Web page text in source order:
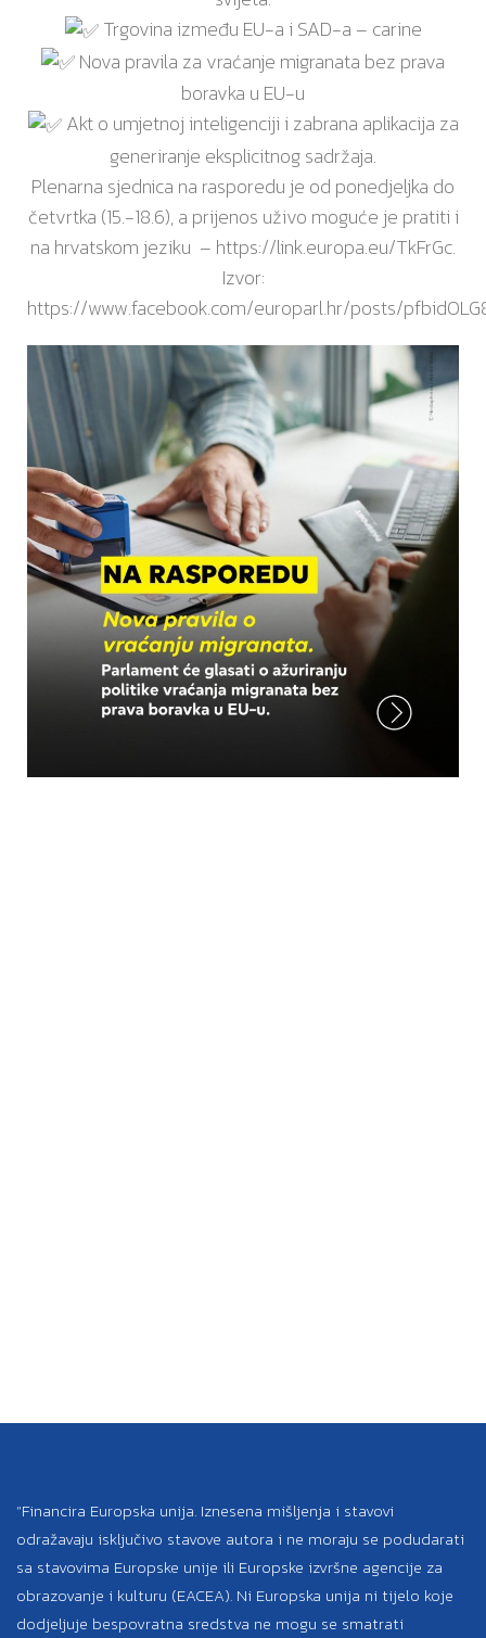
Trgovina između EU-a i SAD-a – carine
Nova pravila za vraćanje migranata bez prava
boravka u EU-u
Akt o umjetnoj inteligenciji i zabrana aplikacija za
generiranje eksplicitnog sadržaja.
Plenarna sjednica na rasporedu je od ponedjeljka do
četvrtka (15.-18.6), a prijenos uživo moguće je pratiti i
na hrvatskom jeziku – https://link.europa.eu/TkFrGc.
Izvor:
https://www.facebook.com/europarl.hr/posts/
“Financira Europska unija. Iznesena mišljenja i stavovi
odražavaju isključivo stavove autora i ne moraju se podudarati
sa stavovima Europske unije ili Europske izvršne agencije za
obrazovanje i kulturu (EACEA). Ni Europska unija ni tijelo koje
dodjeljuje bespovratna sredstva ne mogu se smatrati